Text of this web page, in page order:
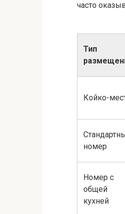
часто
Тип
Койко-
номер
Номер с
общей
кухней